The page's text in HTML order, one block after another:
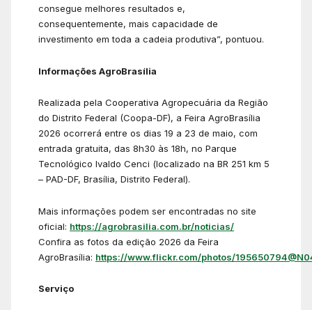
consegue melhores resultados e,
consequentemente, mais capacidade de
investimento em toda a cadeia produtiva”, pontuou.
Informações AgroBrasília
Realizada pela Cooperativa Agropecuária da Região
do Distrito Federal (Coopa-DF), a Feira AgroBrasília
2026 ocorrerá entre os dias 19 a 23 de maio, com
entrada gratuita, das 8h30 às 18h, no Parque
Tecnológico Ivaldo Cenci (localizado na BR 251 km 5
– PAD-DF, Brasília, Distrito Federal).
Mais informações podem ser encontradas no site
oficial: https://agrobrasilia.com.br/noticias/
Confira as fotos da edição 2026 da Feira
AgroBrasília: https://www.flickr.com/photos/
Serviço